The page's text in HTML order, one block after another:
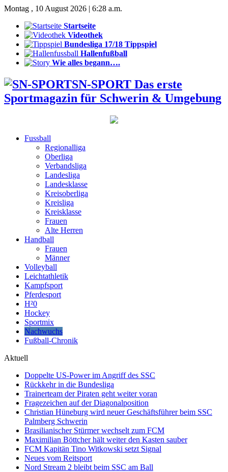
Montag , 10 August 2026 | 6:28 a.m.
Startseite
Videothek
Bundesliga 17/18 Tippspiel
Hallenfußball
Wie alles begann….
SN-SPORT Das erste
Sportmagazin für Schwerin & Umgebung
Fussball
Regionalliga
Oberliga
Verbandsliga
Landesliga
Landesklasse
Kreisoberliga
Kreisliga
Kreisklasse
Frauen
Alte Herren
Handball
Frauen
Männer
Volleyball
Leichtathletik
Kampfsport
Pferdesport
H²0
Hockey
Sportmix
Nachwuchs
Fußball-Chronik
Aktuell
Doppelte US-Power im Angriff des SSC
Rückkehr in die Bundesliga
Trainerteam der Piraten geht weiter voran
Fragezeichen auf der Diagonalposition
Christian Hüneburg wird neuer Geschäftsführer beim SSC
Palmberg Schwerin
Brasilianischer Stürmer wechselt zum FCM
Maximilian Böttcher hält weiter den Kasten sauber
FCM Kapitän Tino Witkowski setzt Signal
Neues vom Reitsport
Nord Stream 2 bleibt beim SSC am Ball